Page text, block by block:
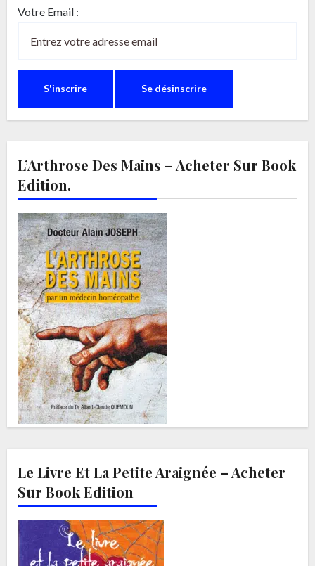
Votre Email :
L’Arthrose Des Mains – Acheter Sur Book
Edition.
Le Livre Et La Petite Araignée – Acheter
Sur Book Edition